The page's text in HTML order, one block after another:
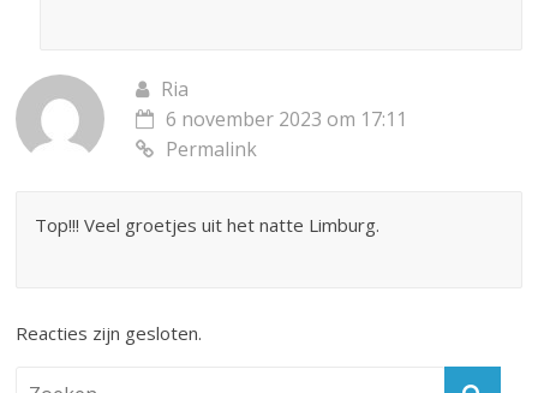
Ria
6 november 2023 om 17:11
Permalink
Top!!! Veel groetjes uit het natte Limburg.
Reacties zijn gesloten.